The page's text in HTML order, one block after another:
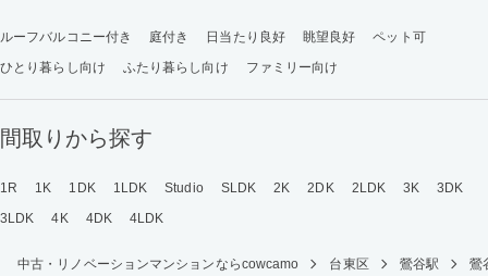
ルーフバルコニー付き 庭付き 日当たり良好 眺望良好
ペット可
ひとり暮らし向け
ふたり暮らし向け ファミリー向け
間取りから探す
1R 1K 1DK 1LDK Studio SLDK 2K 2DK 2LDK 3K
3DK
3LDK
4K 4DK 4LDK
中古・リノベーションマンションならcowcamo 台東区 鶯谷駅 鶯